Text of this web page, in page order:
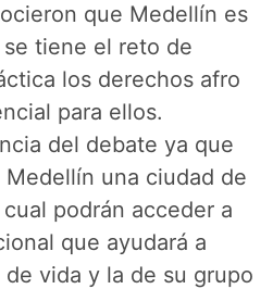
que Medellín es
tiene el reto de
los derechos afro
para ellos.
del debate ya que
una ciudad de
podrán acceder a
que ayudará a
vida y la de su grupo